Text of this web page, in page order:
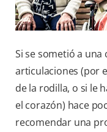
Si se sometió a
articulaciones (por
de la rodilla, o si le
el corazón) hace
recomendar una